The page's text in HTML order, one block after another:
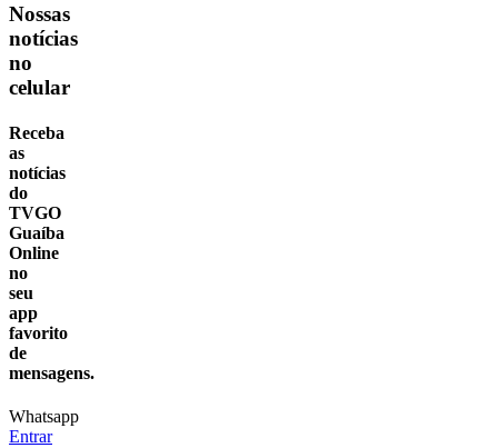
Nossas
notícias
no
celular
Receba
as
notícias
do
TVGO
Guaíba
Online
no
seu
app
favorito
de
mensagens.
Whatsapp
Entrar